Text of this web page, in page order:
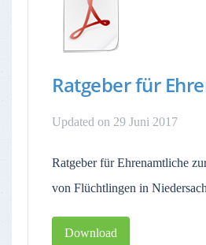
Ratgeber für
Updated on 29 Juni 2017
Ratgeber für Ehrenamtliche
von Flüchtlingen in
Download